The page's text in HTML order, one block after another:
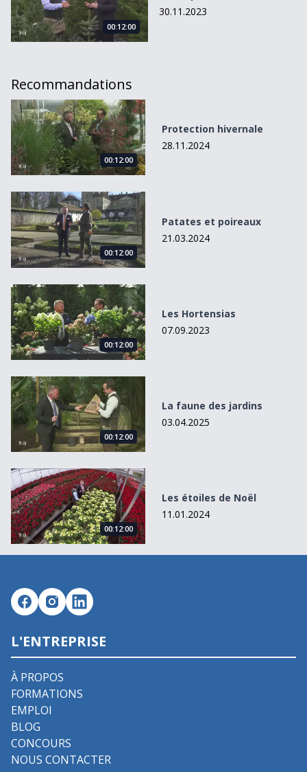
00:12:00
30.11.2023
Recommandations
Protection hivernale
00:12:00
Protection hivernale
28.11.2024
Patates et poireaux
00:12:00
Patates et poireaux
21.03.2024
Les Hortensias
00:12:00
Les Hortensias
07.09.2023
La faune des jardins
00:12:00
La faune des jardins
03.04.2025
Les étoiles de Noël
00:12:00
Les étoiles de Noël
11.01.2024
L'ENTREPRISE
À PROPOS
FORMATIONS
EMPLOI
BLOG
CONCOURS
NOUS CONTACTER